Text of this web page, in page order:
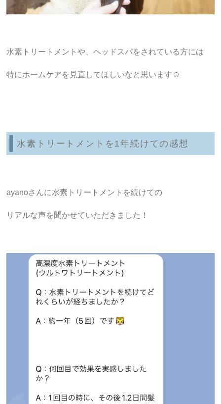
水素トリートメントや、ヘッドスパをされている方には
特にホームケアを見直してほしいなと思います☺︎
水素トリートメントを1年続けての感想
ayanoさんに水素トリートメントを続けての
リアルな声を聞かせていただきました！